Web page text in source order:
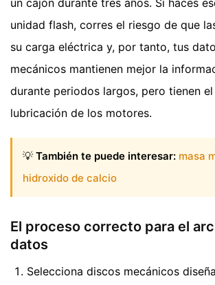
unidad flash, corres el riesgo de que
su carga eléctrica y, por tanto, tus
mecánicos mantienen mejor la
durante periodos largos, pero tienen
lubricación de los motores.
💡 También te puede interesar: masa
hidroxido de calcio
El proceso correcto para el
datos
Selecciona discos mecánicos